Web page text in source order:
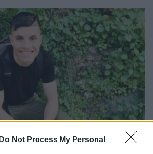
Do Not Process My Personal